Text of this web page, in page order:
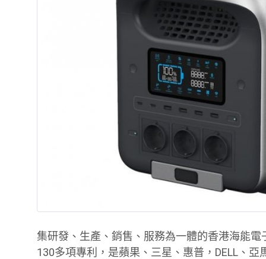
集研發、生產、銷售、服務為一體的香港海能
130多項專利，是蘋果、三星、惠普，DELL、